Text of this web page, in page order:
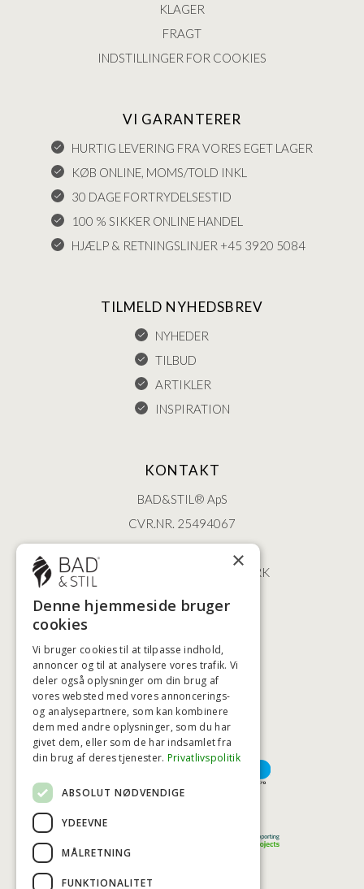
KLAGER
FRAGT
INDSTILLINGER FOR COOKIES
VI GARANTERER
HURTIG LEVERING FRA VORES EGET LAGER
KØB ONLINE, MOMS/TOLD INKL
30 DAGE FORTRYDELSESTID
100 % SIKKER ONLINE HANDEL
HJÆLP & RETNINGSLINJER +45 3920 5084
TILMELD NYHEDSBREV
NYHEDER
TILBUD
ARTIKLER
INSPIRATION
KONTAKT
BAD&STIL® ApS
CVR.NR. 25494067
ØSTERBROGADE 202
2100 KØBENHAVN • DANMARK
+45 3920 5084
HØJESTE KREDITVÆRDIGHED
BETALINGSMULIGHEDER
TRUST SCORE 4,7
×
Denne hjemmeside bruger
cookies
Vi bruger cookies til at tilpasse indhold,
annoncer og til at analysere vores trafik. Vi
deler også oplysninger om din brug af
vores websted med vores annoncerings-
og analysepartnere, som kan kombinere
dem med andre oplysninger, som du har
givet dem, eller som de har indsamlet fra
din brug af deres tjenester. Privatlivspolitik
ABSOLUT NØDVENDIGE
YDEEVNE
MÅLRETNING
FUNKTIONALITET